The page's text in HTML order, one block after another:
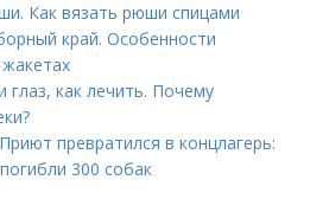
Как вязать рюши спицами
край. Особенности
глаз, как лечить. Почему
превратился в концлагерь:
300 собак